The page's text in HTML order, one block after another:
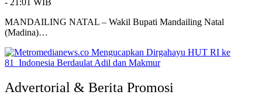
- 21:01 WIB
MANDAILING NATAL – Wakil Bupati Mandailing Natal
(Madina)…
Advertorial & Berita Promosi